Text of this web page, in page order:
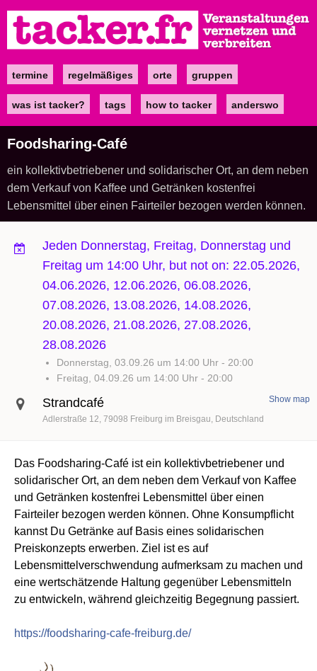
zum
Inhalt
Maintermine regelmäßiges orte gruppen
was ist tacker? tags how to tacker anderswo
Foodsharing-Café
ein kollektivbetriebener und solidarischer Ort, an dem neben
dem Verkauf von Kaffee und Getränken kostenfrei
Lebensmittel über einen Fairteiler bezogen werden können.
Jeden Donnerstag, Freitag, Donnerstag und
Freitag um 14:00 Uhr, but not on: 22.05.2026,
04.06.2026, 12.06.2026, 06.08.2026,
07.08.2026, 13.08.2026, 14.08.2026,
20.08.2026, 21.08.2026, 27.08.2026,
28.08.2026
Donnerstag, 03.09.26 um 14:00 Uhr - 20:00
Freitag, 04.09.26 um 14:00 Uhr - 20:00
Strandcafé
Adlerstraße 12 79098 Freiburg im Breisgau Deutschland
Show map
Das Foodsharing-Café ist ein kollektivbetriebener und
solidarischer Ort, an dem neben dem Verkauf von Kaffee
und Getränken kostenfrei Lebensmittel über einen
Fairteiler bezogen werden können. Ohne Konsumpflicht
kannst Du Getränke auf Basis eines solidarischen
Preiskonzepts erwerben. Ziel ist es auf
Lebensmittelverschwendung aufmerksam zu machen und
eine wertschätzende Haltung gegenüber Lebensmitteln
zu entwickeln, während gleichzeitig Begegnung passiert.
https://foodsharing-cafe-freiburg.de/